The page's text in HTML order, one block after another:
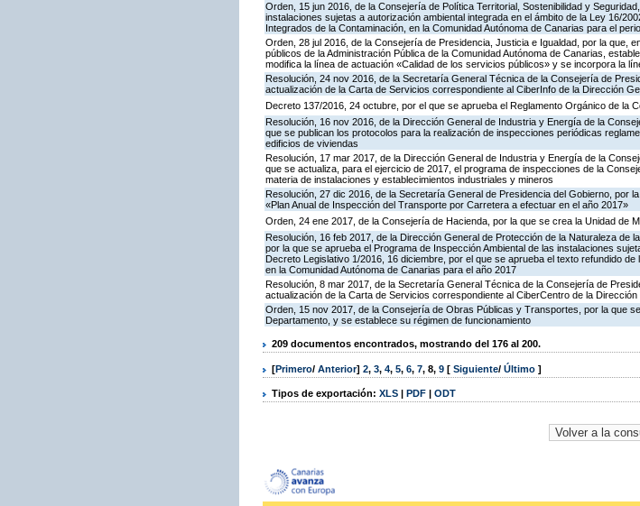
Orden, 15 jun 2016, de la Consejería de Política Territorial, Sostenibilidad y
instalaciones sujetas a autorización ambiental integrada en el ámbito de la Ley 16/
Integrados de la Contaminación, en la Comunidad Autónoma de Canarias para el
Orden, 28 jul 2016, de la Consejería de Presidencia, Justicia e Igualdad, por la que,
públicos de la Administración Pública de la Comunidad Autónoma de Canarias,
modifica la línea de actuación «Calidad de los servicios públicos» y se incorpora la
Resolución, 24 nov 2016, de la Secretaría General Técnica de la Consejería de
actualización de la Carta de Servicios correspondiente al CiberInfo de la Dirección
Decreto 137/2016, 24 octubre, por el que se aprueba el Reglamento Orgánico de la
Resolución, 16 nov 2016, de la Dirección General de Industria y Energía de la
que se publican los protocolos para la realización de inspecciones periódicas
edificios de viviendas
Resolución, 17 mar 2017, de la Dirección General de Industria y Energía de la
que se actualiza, para el ejercicio de 2017, el programa de inspecciones de la
materia de instalaciones y establecimientos industriales y mineros
Resolución, 27 dic 2016, de la Secretaría General de Presidencia del Gobierno, por
«Plan Anual de Inspección del Transporte por Carretera a efectuar en el año 2017»
Orden, 24 ene 2017, de la Consejería de Hacienda, por la que se crea la Unidad de
Resolución, 16 feb 2017, de la Dirección General de Protección de la Naturaleza de
por la que se aprueba el Programa de Inspección Ambiental de las instalaciones
Decreto Legislativo 1/2016, 16 diciembre, por el que se aprueba el texto refundido
en la Comunidad Autónoma de Canarias para el año 2017
Resolución, 8 mar 2017, de la Secretaría General Técnica de la Consejería de
actualización de la Carta de Servicios correspondiente al CiberCentro de la
Orden, 15 nov 2017, de la Consejería de Obras Públicas y Transportes, por la que
Departamento, y se establece su régimen de funcionamiento
209 documentos encontrados, mostrando del 176 al 200.
[Primero/ Anterior] 2, 3, 4, 5, 6, 7, 8, 9 [ Siguiente/ Último ]
Tipos de exportación: XLS | PDF | ODT